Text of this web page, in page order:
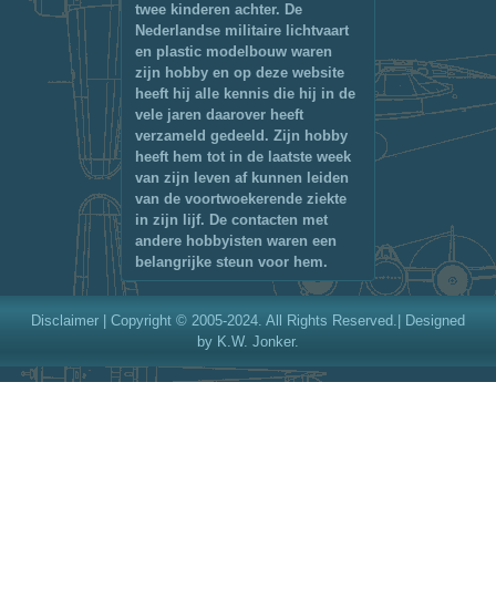
twee kinderen achter. De
Nederlandse militaire lichtvaart
en plastic modelbouw waren
zijn hobby en op deze website
heeft hij alle kennis die hij in de
vele jaren daarover heeft
verzameld gedeeld. Zijn hobby
heeft hem tot in de laatste week
van zijn leven af kunnen leiden
van de voortwoekerende ziekte
in zijn lijf. De contacten met
andere hobbyisten waren een
belangrijke steun voor hem.
Disclaimer | Copyright © 2005-2024. All Rights Reserved.| Designed
by K.W. Jonker.